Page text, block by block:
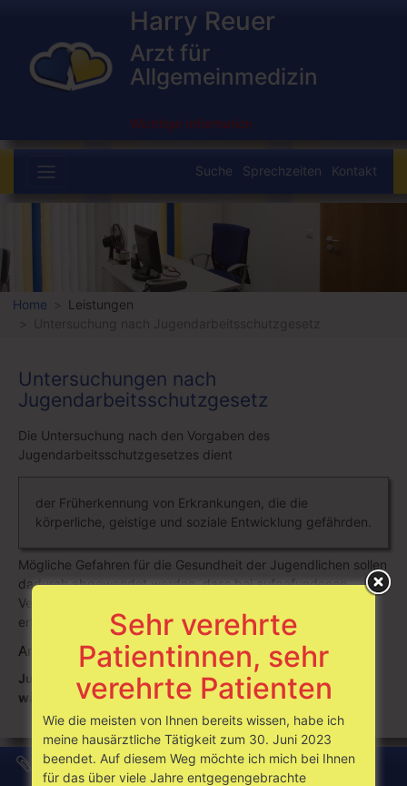
Harry Reuer
Arzt für
Allgemeinmedizin
Wichtige Information
Suche Sprechzeiten Kontakt
Home
Leistungen
Untersuchung nach Jugendarbeitsschutzgesetz
Untersuchungen nach
Jugendarbeitsschutzgesetz
Die Untersuchung nach den Vorgaben des
Jugendarbeitsschutzgesetzes dient
der Früherkennung von Erkrankungen, die die
körperliche, geistige und soziale Entwicklung gefährden.
Mögliche Gefahren für die Gesundheit der Jugendlichen sollen
dadurch abgewendet werden, dass bei aufgefundenen
Verdachtsfällen eine eingehende Diagnostik, Beratung und
erforderlichenfalls eine rechtzeitige Behandlung erfolgt.
Anspruch:
Jugendliche bis zum 18. Lebensjahr vor Beginn oder
während einer Ausbildung.
Suche
Sehr verehrte
Patientinnen, sehr
verehrte Patienten
Wie die meisten von Ihnen bereits wissen, habe ich
meine hausärztliche Tätigkeit zum 30. Juni 2023
beendet. Auf diesem Weg möchte ich mich bei Ihnen
für das über viele Jahre entgegengebrachte